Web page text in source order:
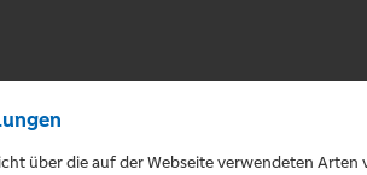
über die auf der Webseite verwendeten